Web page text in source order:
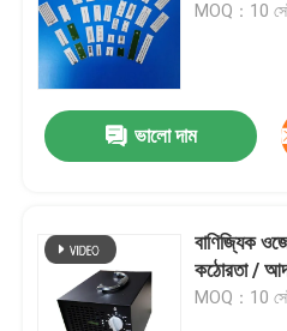
MOQ：10
ভালো দাম
বাণিজ্যিক
কঠোরতা /
MOQ：10